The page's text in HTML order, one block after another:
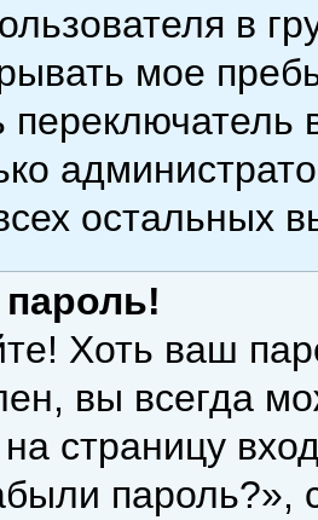
в
мое
остальных
Хоть ваш
вы всегда
страницу
пароль?»,